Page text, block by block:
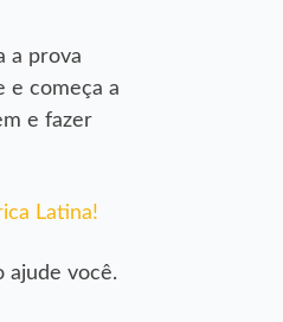
a prova
e começa a
e fazer
Latina!
ajude você.